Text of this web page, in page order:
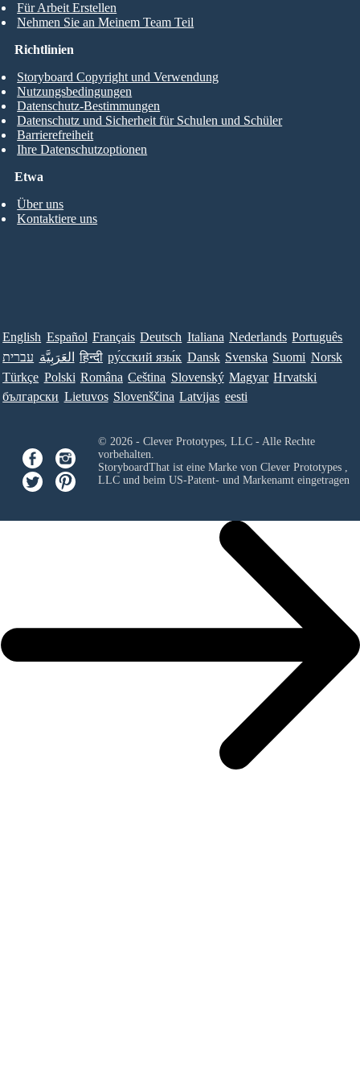
Für Arbeit Erstellen
Nehmen Sie an Meinem Team Teil
Etwa
Über uns
Kontaktiere uns
Richtlinien
Storyboard Copyright und Verwendung
Nutzungsbedingungen
Datenschutz-Bestimmungen
Datenschutz und Sicherheit für Schulen und Schüler
Barrierefreiheit
Ihre Datenschutzoptionen
English Español Français Deutsch Italiana Nederlands Português
עברית العَرَبِيَّة हिन्दी ру́сский язы́к Dansk Svenska Suomi Norsk
Türkçe Polski Româna Ceština Slovenský Magyar Hrvatski
български Lietuvos Slovenščina Latvijas eesti
© 2026 - Clever Prototypes, LLC - Alle Rechte
vorbehalten.
StoryboardThat ist eine Marke von Clever Prototypes ,
LLCund beim US-Patent- und Markenamt eingetragen